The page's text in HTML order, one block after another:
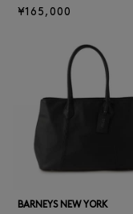
¥165,000
BARNEYS NEW YORK